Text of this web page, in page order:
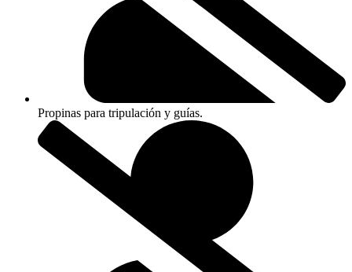
Propinas para tripulación y guías.